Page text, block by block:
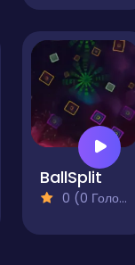
BallSplit
0 (0 Голосів)